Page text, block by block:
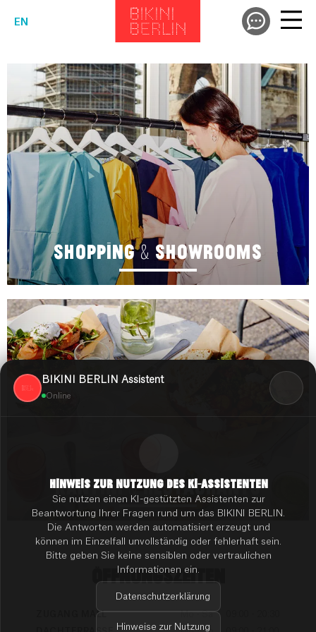
EN
BIKINI BERLIN Assistent
Online
HINWEIS ZUR NUTZUNG DES KI-ASSISTENTEN
Sie nutzen einen KI-gestützten Assistenten zur
Beantwortung Ihrer Fragen rund um das BIKINI BERLIN.
Die Antworten werden automatisiert erzeugt und
können im Einzelfall unvollständig oder fehlerhaft sein.
Bitte geben Sie keine sensiblen oder vertraulichen
Informationen ein.
Datenschutzerklärung
Hinweise zur Nutzung
SHOPPING & SHOWROOMS
KANTINI & RESTAURANTS
ÖFFNUNGSZEITEN
ZUGANG MALL Mo - Sa